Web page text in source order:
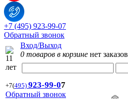
+7 (495) 923-99-07
Обратный звонок
Вход/Выход
0 товаров в корзине нет заказов
+7(495) 923-99-07
Обратный звонок